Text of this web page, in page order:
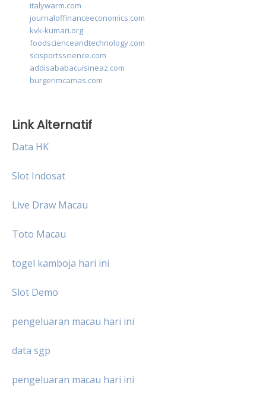
italywarm.com
journaloffinanceeconomics.com
kvk-kumari.org
foodscienceandtechnology.com
scisportsscience.com
addisababacuisineaz.com
burgerimcamas.com
Link Alternatif
Data HK
Slot Indosat
Live Draw Macau
Toto Macau
togel kamboja hari ini
Slot Demo
pengeluaran macau hari ini
data sgp
pengeluaran macau hari ini